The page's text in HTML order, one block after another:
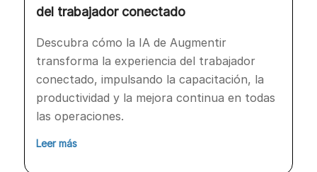
del trabajador conectado
Descubra cómo la IA de Augmentir
transforma la experiencia del trabajador
conectado, impulsando la capacitación, la
productividad y la mejora continua en todas
las operaciones.
Leer más